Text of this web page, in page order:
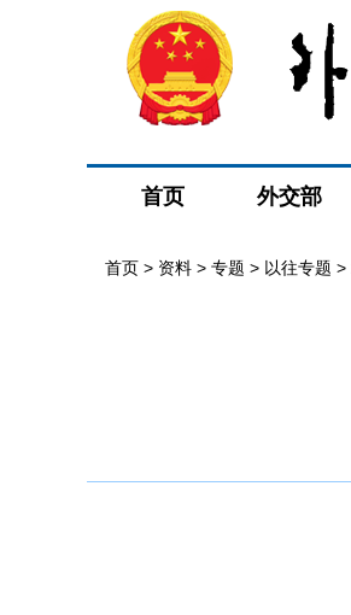
首页 外交部
首页 > 资料 > 专题 > 以往专题 >